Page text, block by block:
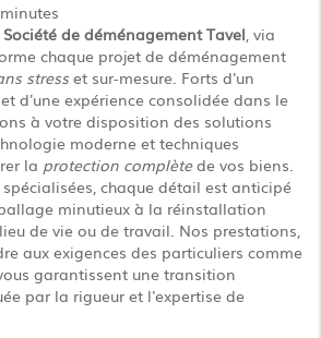
Société de déménagement Tavel, via
chaque projet de déménagement
stress et sur-mesure. Forts d'un
d'une expérience consolidée dans le
à votre disposition des solutions
moderne et techniques
la protection complètede vos biens.
chaque détail est anticipé
minutieux à la réinstallation
de vie ou de travail. Nos prestations,
aux exigences des particuliers comme
garantissent une transition
par la rigueur et l'expertise de